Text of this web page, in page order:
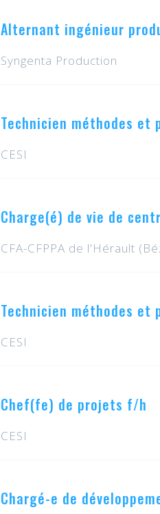
Alternant ingénieur
Syngenta Production
Technicien méthodes et
CESI
Charge(é) de vie de
CFA-CFPPA de l'Hérault
Technicien méthodes et
CESI
Chef(fe) de projets f/h
CESI
Chargé-e de